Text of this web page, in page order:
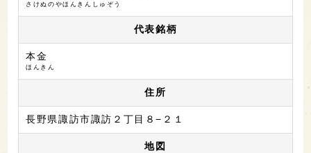
さけぬのやほんきんしゅぞう
代表銘柄
本金
ほんきん
住所
長野県諏訪市諏訪２丁目８−２１
地図